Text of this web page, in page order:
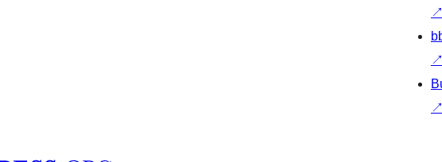
↗
↗
↗